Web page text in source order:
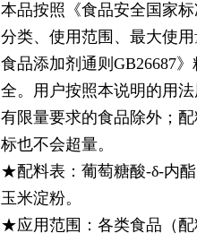
本品按照《食品安全国家
分类、使用范围、最大使
食品添加剂通则GB26687
全。用户按照本说明的用
有限量要求的食品除外；
标也不会超量。
★配料表：葡萄糖酸-δ-内
玉米淀粉。
★应用范围：各类食品（配